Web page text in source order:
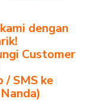
dengan
Customer
/ SMS ke